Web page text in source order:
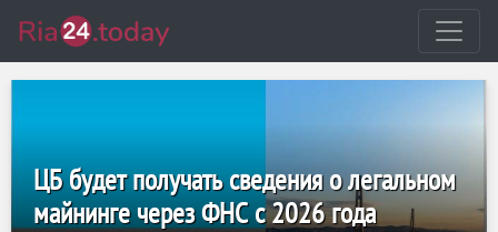
ЦБ будет получать сведения о легальном
майнинге через ФНС с 2026 года